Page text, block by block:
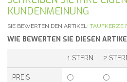
KUNDENMEINUNG
SIE BEWERTEN DEN ARTIKEL: TAUFKERZE
WIE BEWERTEN SIE DIESEN
1 STERN 2
PREIS